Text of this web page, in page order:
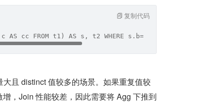
AS cc FROM t1) AS s, t2 WHERE s.b=t2.b GROUP BY t2.b;
复制代码
且 distinct 值较多的场景。如果重复值较
，Join 性能较差，因此需要将 Agg 下推到